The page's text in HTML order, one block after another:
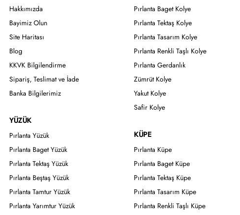
Hakkımızda
Bayimiz Olun
Site Haritası
Blog
KKVK Bilgilendirme
Sipariş, Teslimat ve İade
Banka Bilgilerimiz
YÜZÜK
Pırlanta Yüzük
Pırlanta Baget Yüzük
Pırlanta Tektaş Yüzük
Pırlanta Beştaş Yüzük
Pırlanta Tamtur Yüzük
Pırlanta Yarımtur Yüzük
Pırlanta Baget Kolye
Pırlanta Tektaş Kolye
Pırlanta Tasarım Kolye
Pırlanta Renkli Taşlı Kolye
Pırlanta Gerdanlık
Zümrüt Kolye
Yakut Kolye
Safir Kolye
KÜPE
Pırlanta Küpe
Pırlanta Baget Küpe
Pırlanta Tektaş Küpe
Pırlanta Tasarım Küpe
Pırlanta Renkli Taşlı Küpe